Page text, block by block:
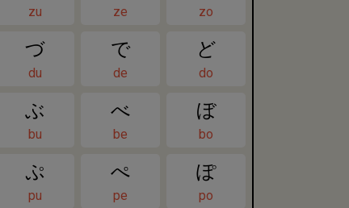
zu ze zo
づ
du
で
de
ど
do
ぶ
bu
べ
be
ぼ
bo
ぷ
pu
ぺ
pe
ぽ
po